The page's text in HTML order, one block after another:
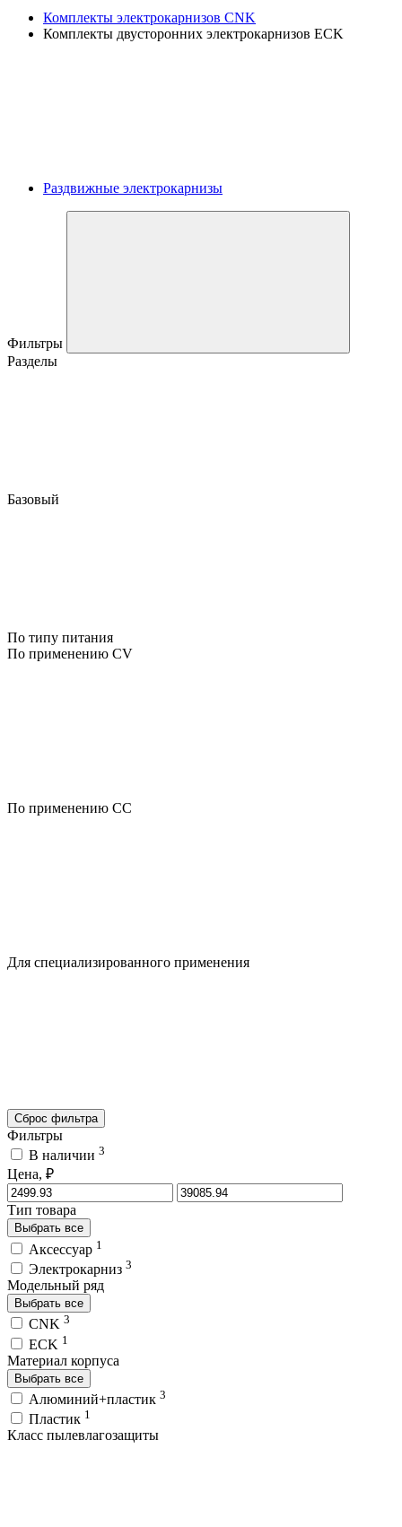
Комплекты электрокарнизов CNK
Комплекты двусторонних электрокарнизов ECK
Раздвижные электрокарнизы
Фильтры
Разделы
Базовый
По типу питания
По применению CV
По применению CC
Для специализированного применения
Сброс фильтра
Фильтры
В наличии 3
Цена, ₽
Тип товара
Выбрать все
Аксессуар 1
Электрокарниз 3
Модельный ряд
Выбрать все
CNK 3
ECK 1
Материал корпуса
Выбрать все
Алюминий+пластик 3
Пластик 1
Класс пылевлагозащиты